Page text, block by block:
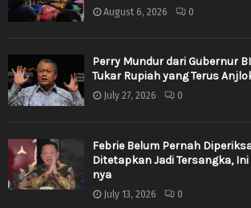
August 6, 2026 0
Perry Mundur dari Gubernur
Tukar Rupiah yang Terus
July 27, 2026 0
Febrie Belum Pernah
Ditetapkan Jadi Tersangka, Ini
nya
July 13, 2026 0